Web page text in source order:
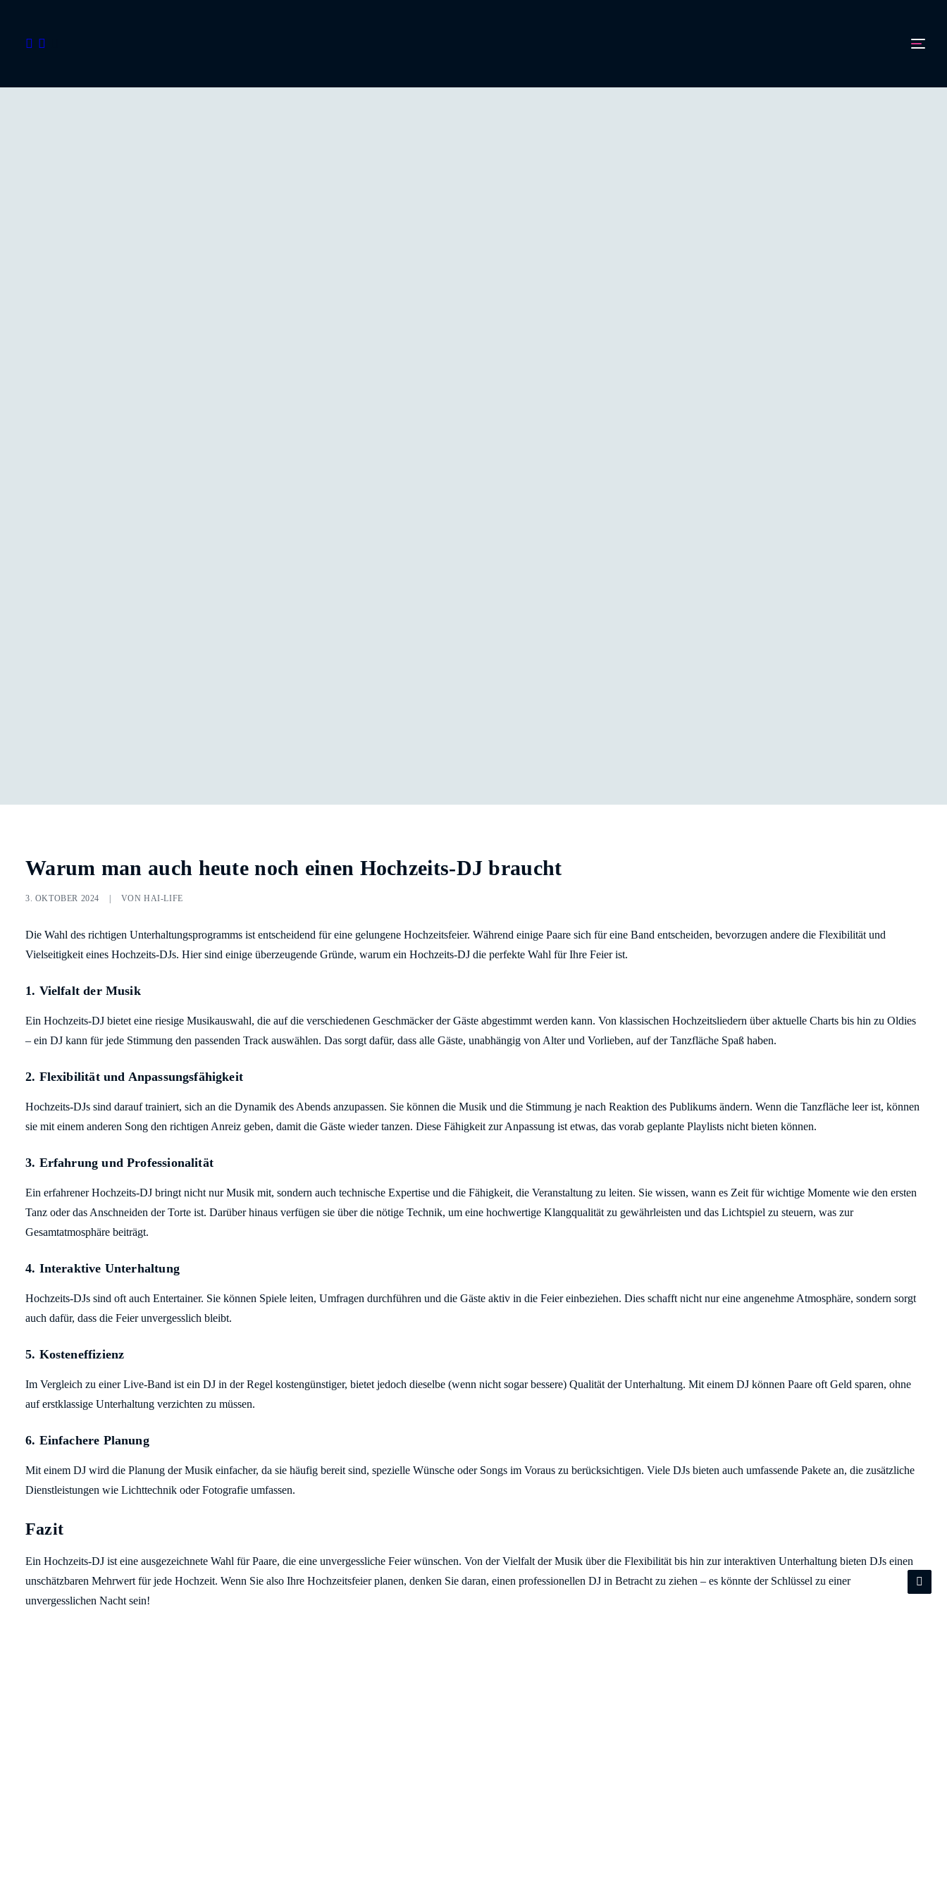
Warum man auch heute noch einen Hochzeits-DJ braucht
3. OKTOBER 2024 VONHAI-LIFE
Die Wahl des richtigen Unterhaltungsprogramms ist entscheidend für eine gelungene Hochzeitsfeier. Während einige Paare sich für eine Band entscheiden, bevorzugen andere die Flexibilität und
Vielseitigkeit eines Hochzeits-DJs. Hier sind einige überzeugende Gründe, warum ein Hochzeits-DJ die perfekte Wahl für Ihre Feier ist.
1. Vielfalt der Musik
Ein Hochzeits-DJ bietet eine riesige Musikauswahl, die auf die verschiedenen Geschmäcker der Gäste abgestimmt werden kann. Von klassischen Hochzeitsliedern über aktuelle Charts bis hin zu Oldies
– ein DJ kann für jede Stimmung den passenden Track auswählen. Das sorgt dafür, dass alle Gäste, unabhängig von Alter und Vorlieben, auf der Tanzfläche Spaß haben.
2. Flexibilität und Anpassungsfähigkeit
Hochzeits-DJs sind darauf trainiert, sich an die Dynamik des Abends anzupassen. Sie können die Musik und die Stimmung je nach Reaktion des Publikums ändern. Wenn die Tanzfläche leer ist, können
sie mit einem anderen Song den richtigen Anreiz geben, damit die Gäste wieder tanzen. Diese Fähigkeit zur Anpassung ist etwas, das vorab geplante Playlists nicht bieten können.
3. Erfahrung und Professionalität
Ein erfahrener Hochzeits-DJ bringt nicht nur Musik mit, sondern auch technische Expertise und die Fähigkeit, die Veranstaltung zu leiten. Sie wissen, wann es Zeit für wichtige Momente wie den ersten
Tanz oder das Anschneiden der Torte ist. Darüber hinaus verfügen sie über die nötige Technik, um eine hochwertige Klangqualität zu gewährleisten und das Lichtspiel zu steuern, was zur
Gesamtatmosphäre beiträgt.
4. Interaktive Unterhaltung
Hochzeits-DJs sind oft auch Entertainer. Sie können Spiele leiten, Umfragen durchführen und die Gäste aktiv in die Feier einbeziehen. Dies schafft nicht nur eine angenehme Atmosphäre, sondern sorgt
auch dafür, dass die Feier unvergesslich bleibt.
5. Kosteneffizienz
Im Vergleich zu einer Live-Band ist ein DJ in der Regel kostengünstiger, bietet jedoch dieselbe (wenn nicht sogar bessere) Qualität der Unterhaltung. Mit einem DJ können Paare oft Geld sparen, ohne
auf erstklassige Unterhaltung verzichten zu müssen.
6. Einfachere Planung
Mit einem DJ wird die Planung der Musik einfacher, da sie häufig bereit sind, spezielle Wünsche oder Songs im Voraus zu berücksichtigen. Viele DJs bieten auch umfassende Pakete an, die zusätzliche
Dienstleistungen wie Lichttechnik oder Fotografie umfassen.
Fazit
Ein Hochzeits-DJ ist eine ausgezeichnete Wahl für Paare, die eine unvergessliche Feier wünschen. Von der Vielfalt der Musik über die Flexibilität bis hin zur interaktiven Unterhaltung bieten DJs einen
unschätzbaren Mehrwert für jede Hochzeit. Wenn Sie also Ihre Hochzeitsfeier planen, denken Sie daran, einen professionellen DJ in Betracht zu ziehen – es könnte der Schlüssel zu einer
unvergesslichen Nacht sein!